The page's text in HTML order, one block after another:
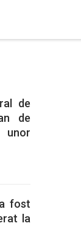
de
de
fost
la